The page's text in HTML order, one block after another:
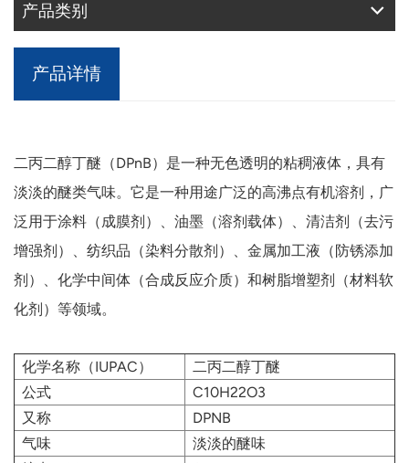
产品类别
产品详情
二丙二醇丁醚（DPnB）是一种无色透明的粘稠液体，具有
淡淡的醚类气味。它是一种用途广泛的高沸点有机溶剂，广
泛用于涂料（成膜剂）、油墨（溶剂载体）、清洁剂（去污
增强剂）、纺织品（染料分散剂）、金属加工液（防锈添加
剂）、化学中间体（合成反应介质）和树脂增塑剂（材料软
化剂）等领域。
化学名称（IUPAC）
二丙二醇丁醚
公式
C10H22O3
又称
DPNB
气味
淡淡的醚味